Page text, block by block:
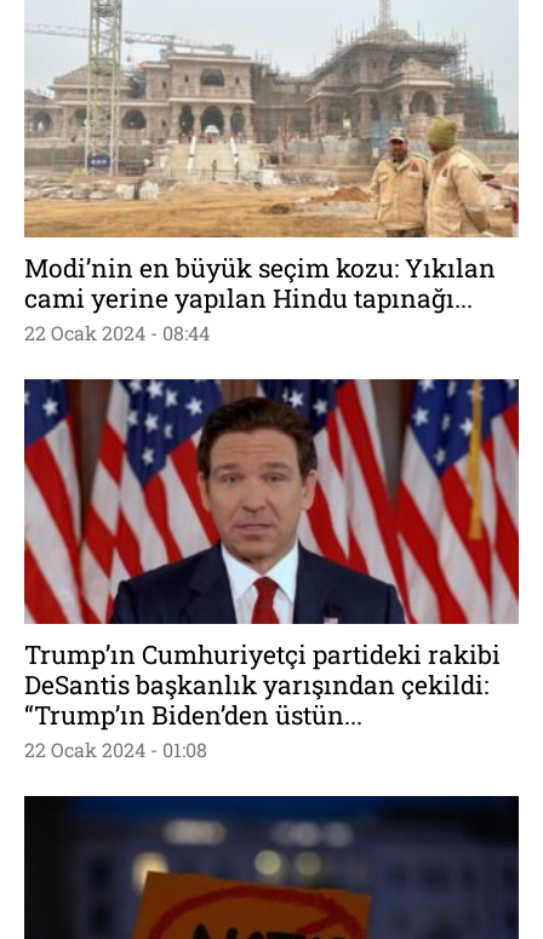
Modi’nin en büyük seçim kozu: Yıkılan
cami yerine yapılan Hindu tapınağı...
22 Ocak 2024 - 08:44
Trump’ın Cumhuriyetçi partideki rakibi
DeSantis başkanlık yarışından çekildi:
“Trump’ın Biden’den üstün...
22 Ocak 2024 - 01:08